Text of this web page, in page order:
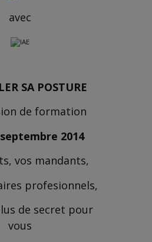
avec
SA POSTURE
de formation
2014
vos mandants,
profesionnels,
de secret pour
vous